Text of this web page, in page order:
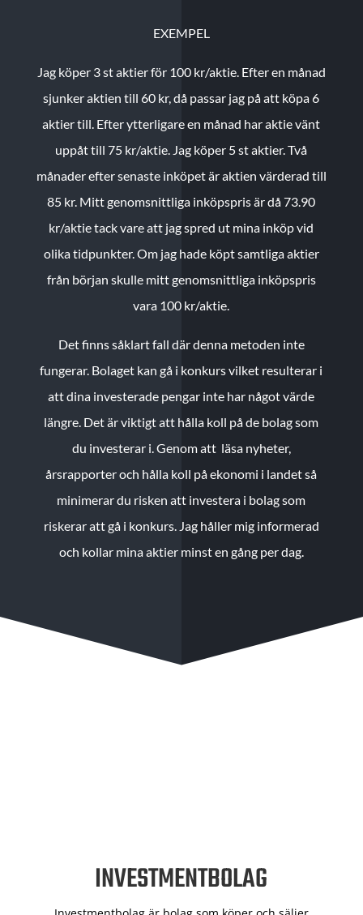
EXEMPEL
Jag köper 3 st aktier för 100 kr/aktie. Efter en månad
sjunker aktien till 60 kr, då passar jag på att köpa 6
aktier till. Efter ytterligare en månad har aktie vänt
uppåt till 75 kr/aktie. Jag köper 5 st aktier.Två
månader efter senaste inköpet är aktien värderad till
85 kr. Mitt genomsnittliga inköpspris är då 73.90
kr/aktie tack vare att jag spred ut mina inköp vid
olika tidpunkter. Om jag hade köpt samtliga aktier
från början skulle mitt genomsnittliga inköpspris
vara 100 kr/aktie.
Det finns såklart fall där denna metoden inte
fungerar. Bolaget kan gå i konkurs vilket resulterar i
att dina investerade pengar inte har något värde
längre. Det är viktigt att hålla koll på de bolag som
du investerar i. Genom att läsa nyheter,
årsrapporter och hålla koll på ekonomi i landet så
minimerar du risken att investera i bolag som
riskerar att gå i konkurs. Jag håller mig informerad
och kollar mina aktier minst en gång per dag.
INVESTMENTBOLAG